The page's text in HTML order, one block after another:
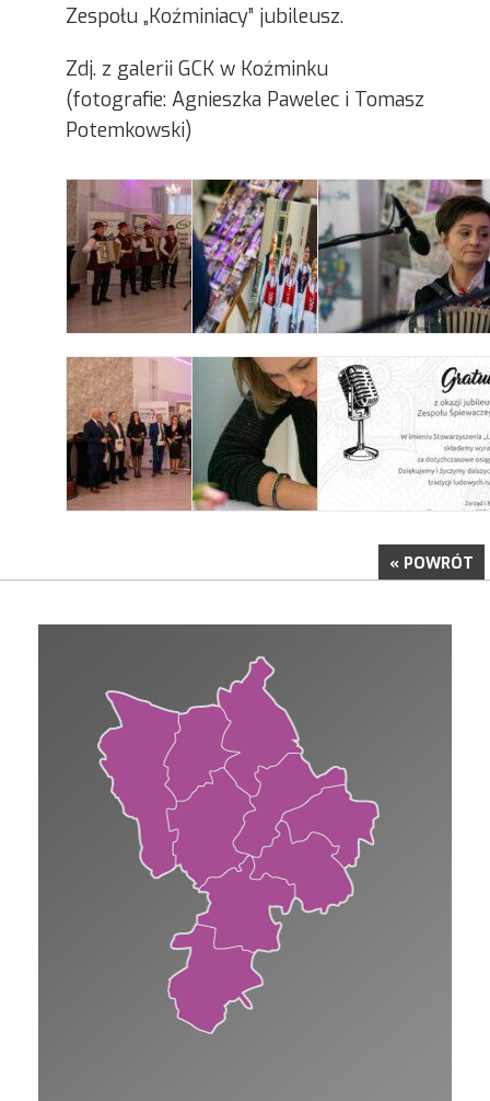
Zespołu „Koźminiacy” jubileusz.
Zdj. z galerii GCK w Koźminku
(fotografie: Agnieszka Pawelec i Tomasz
Potemkowski)
« POWRÓT